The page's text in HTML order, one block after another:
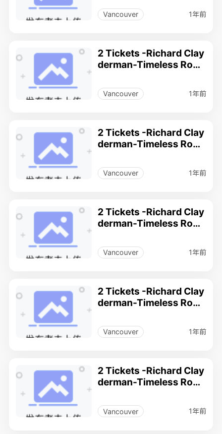
nce(concert) .
Vancouver 1年前
2 Tickets -Richard Clay
derman-Timeless Rom
nce(concert) .
Vancouver 1年前
2 Tickets -Richard Clay
derman-Timeless Rom
nce(concert) .
Vancouver 1年前
2 Tickets -Richard Clay
derman-Timeless Rom
nce(concert) .
Vancouver 1年前
2 Tickets -Richard Clay
derman-Timeless Rom
nce(concert) .
Vancouver 1年前
2 Tickets -Richard Clay
derman-Timeless Rom
nce(concert) .
Vancouver 1年前